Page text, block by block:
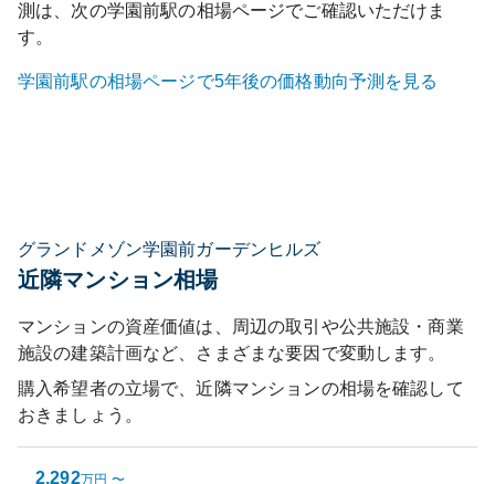
測は、次の学園前駅の相場ページでご確認いただけま
す。
学園前駅の相場ページで5年後の価格動向予測を見る
グランドメゾン学園前ガーデンヒルズ
近隣マンション相場
マンションの資産価値は、周辺の取引や公共施設・商業
施設の建築計画など、さまざまな要因で変動します。
購入希望者の立場で、近隣マンションの相場を確認して
おきましょう。
2,292万円 〜